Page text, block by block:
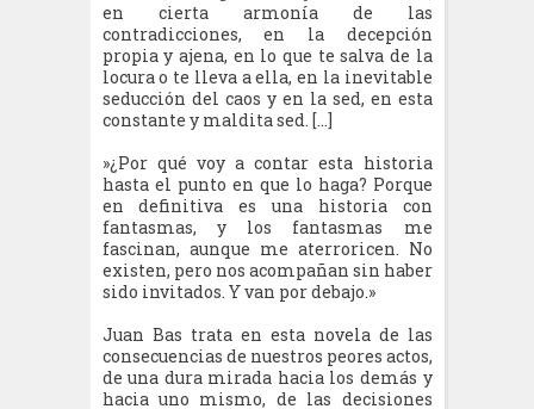
en cierta armonía de las
contradicciones, en la decepción
propia y ajena, en lo que te salva de la
locura o te lleva a ella, en la inevitable
seducción del caos y en la sed, en esta
constante y maldita sed. […]
»¿Por qué voy a contar esta historia
hasta el punto en que lo haga? Porque
en definitiva es una historia con
fantasmas, y los fantasmas me
fascinan, aunque me aterroricen. No
existen, pero nos acompañan sin haber
sido invitados. Y van por debajo.»
Juan Bas trata en esta novela de las
consecuencias de nuestros peores actos,
de una dura mirada hacia los demás y
hacia uno mismo, de las decisiones